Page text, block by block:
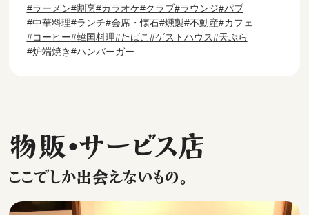
ラーメン 割烹 カラオケ クラブ ラウンジ パブ
中華料理 ランチ 会席・懐石 燻製 不動産 カフェ
コーヒー 韓国料理 たばこ ゲストハウス
天ぷら
炉端焼き
ハンバーガー
物販・サービス店
ここでしか出会えないもの。